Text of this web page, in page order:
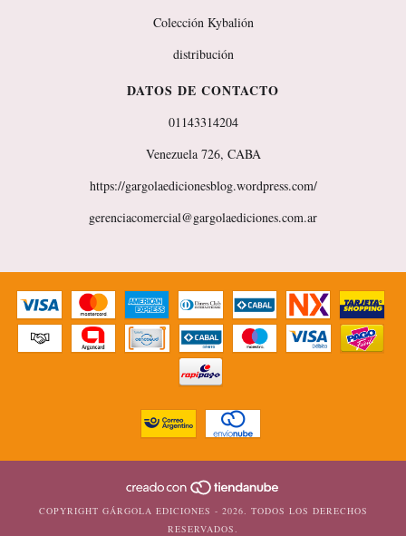
Colección Kybalión
distribución
DATOS DE CONTACTO
01143314204
Venezuela 726, CABA
https://gargolaedicionesblog.wordpress.com/
gerenciacomercial@gargolaediciones.com.ar
COPYRIGHT GÁRGOLA EDICIONES - 2026. TODOS LOS DERECHOS
RESERVADOS.